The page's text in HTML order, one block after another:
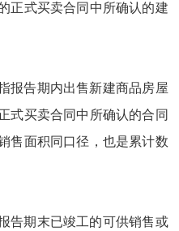
正式买卖合同中所确认的建
告期内出售新建商品房屋
式买卖合同中所确认的合同
售面积同口径，也是累计数
期末已竣工的可供销售或